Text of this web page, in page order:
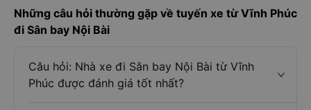
Những câu hỏi thường gặp về tuyến xe từ Vĩnh Phúc
đi Sân bay Nội Bài
Câu hỏi: Nhà xe đi Sân bay Nội Bài từ Vĩnh
Phúc được đánh giá tốt nhất?